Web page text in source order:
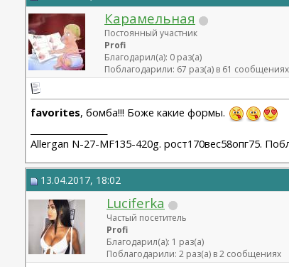
Карамельная
Постоянный участник
Profi
Благодарил(а): 0 раз(а)
Поблагодарили: 67 раз(а) в 61 сообщениях
favorites, бомба!!! Боже какие формы.
Allergan N-27-MF135-420g. рост170вес58опг75.
13.04.2017, 18:02
Luciferka
Частый посетитель
Profi
Благодарил(а): 1 раз(а)
Поблагодарили: 2 раз(а) в 2 сообщениях